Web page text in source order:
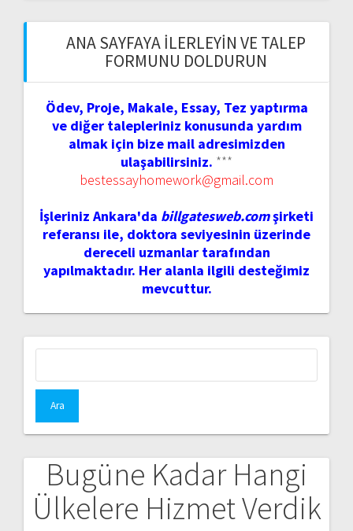
ANA SAYFAYA İLERLEYIN VE TALEP
FORMUNU DOLDURUN
Ödev, Proje, Makale, Essay, Tez yaptırma
ve diğer talepleriniz konusunda yardım
almak için bize mail adresimizden
ulaşabilirsiniz. ***
bestessayhomework@gmail.com
İşleriniz Ankara'da billgatesweb.comşirketi
referansı ile, doktora seviyesinin üzerinde
dereceli uzmanlar tarafından
yapılmaktadır. Her alanla ilgili desteğimiz
mevcuttur.
Bugüne Kadar Hangi
Ülkelere Hizmet Verdik